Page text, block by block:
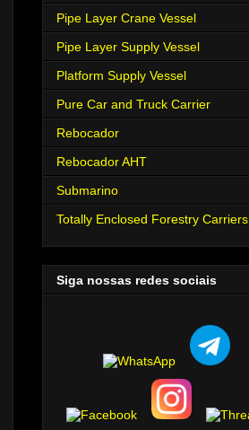
Pipe Layer Crane Vessel
Pipe Layer Supply Vessel
Platform Supply Vessel
Pure Car and Truck Carrier
Rebocador
Rebocador AHT
Submarino
Totally Enclosed Forestry Carriers
Siga nossas redes sociais